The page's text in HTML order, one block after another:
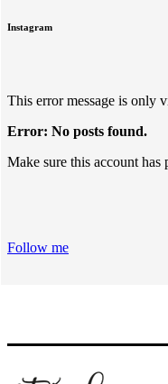
Instagram
This error message is only
Error: No posts found.
Make sure this account has
Follow me